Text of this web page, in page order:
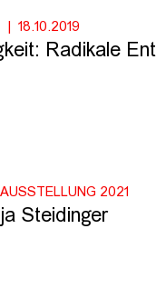
18.10.2019
Radikale
2021
Steidinger